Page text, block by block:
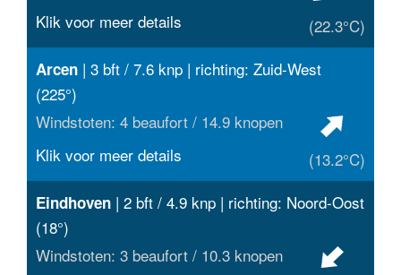
(22.3°C)
Klik voor meer details
Arcen | 3 bft / 7.6 knp | richting: Zuid-West
(225°)
Windstoten: 4 beaufort / 14.9 knopen
(13.2°C)
Klik voor meer details
Eindhoven | 2 bft / 4.9 knp | richting: Noord-Oost
(18°)
Windstoten: 3 beaufort / 10.3 knopen